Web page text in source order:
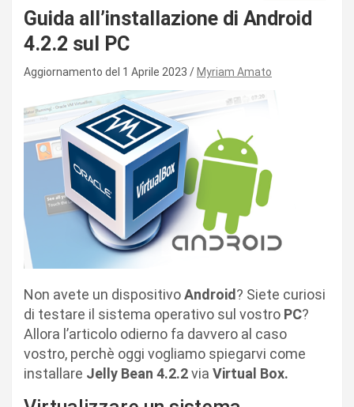
Guida all’installazione di Android
4.2.2 sul PC
Aggiornamento del 1 Aprile 2023 Myriam Amato
Non avete un dispositivoAndroid? Siete curiosi
di testare il sistema operativo sul vostro PC?
Allora l’articolo odierno fa davvero al caso
vostro, perchè oggi vogliamo spiegarvi come
installare Jelly Bean 4.2.2via Virtual Box.